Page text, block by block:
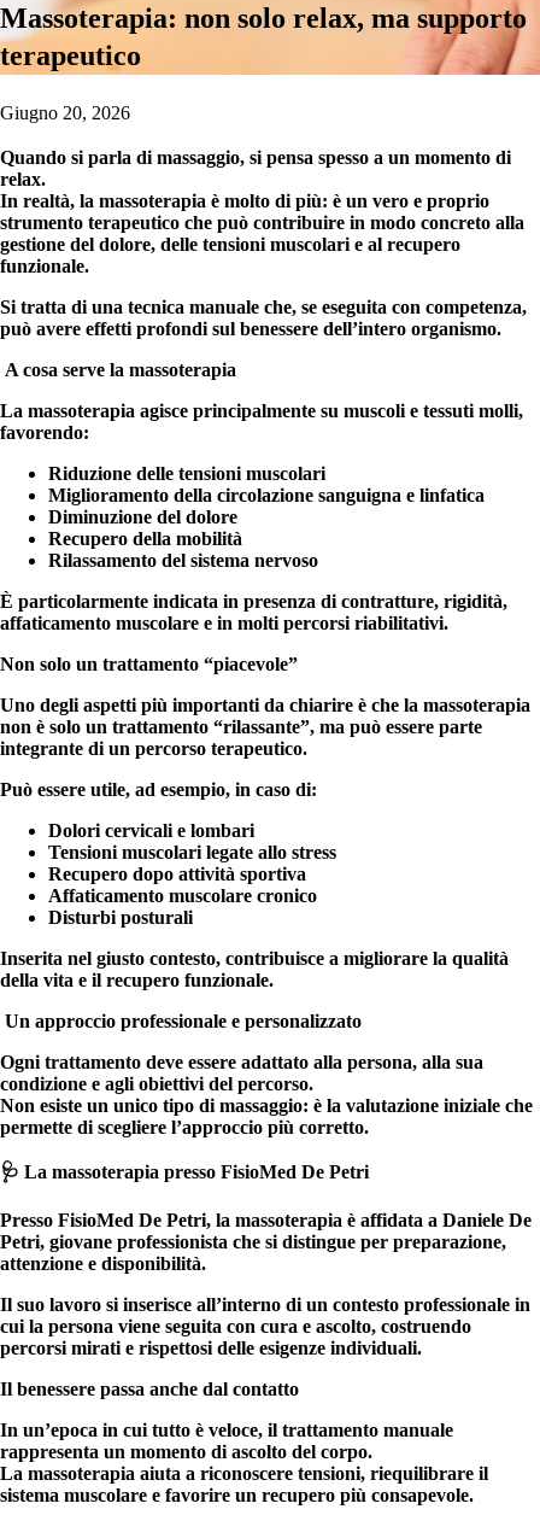
Massoterapia: non solo relax, ma supporto
terapeutico
Giugno 20, 2026
Quando si parla di massaggio, si pensa spesso a un momento di
relax.
In realtà, la massoterapia è molto di più: è un vero e proprio
strumento terapeutico che può contribuire in modo concreto alla
gestione del dolore, delle tensioni muscolari e al recupero
funzionale.
Si tratta di una tecnica manuale che, se eseguita con competenza,
può avere effetti profondi sul benessere dell’intero organismo.
A cosa serve la massoterapia
La massoterapia agisce principalmente su muscoli e tessuti molli,
favorendo:
Riduzione delle tensioni muscolari
Miglioramento della circolazione sanguigna e linfatica
Diminuzione del dolore
Recupero della mobilità
Rilassamento del sistema nervoso
È particolarmente indicata in presenza di contratture, rigidità,
affaticamento muscolare e in molti percorsi riabilitativi.
Non solo un trattamento “piacevole”
Uno degli aspetti più importanti da chiarire è che la massoterapia
non è solo un trattamento “rilassante”, ma può essere parte
integrante di un percorso terapeutico.
Può essere utile, ad esempio, in caso di:
Dolori cervicali e lombari
Tensioni muscolari legate allo stress
Recupero dopo attività sportiva
Affaticamento muscolare cronico
Disturbi posturali
Inserita nel giusto contesto, contribuisce a migliorare la qualità
della vita e il recupero funzionale.
Un approccio professionale e personalizzato
Ogni trattamento deve essere adattato alla persona, alla sua
condizione e agli obiettivi del percorso.
Non esiste un unico tipo di massaggio: è la valutazione iniziale che
permette di scegliere l’approccio più corretto.
🩺 La massoterapia presso FisioMed De Petri
Presso FisioMed De Petri, la massoterapia è affidata a Daniele De
Petri, giovane professionista che si distingue per preparazione,
attenzione e disponibilità.
Il suo lavoro si inserisce all’interno di un contesto professionale in
cui la persona viene seguita con cura e ascolto, costruendo
percorsi mirati e rispettosi delle esigenze individuali.
Il benessere passa anche dal contatto
In un’epoca in cui tutto è veloce, il trattamento manuale
rappresenta un momento di ascolto del corpo.
La massoterapia aiuta a riconoscere tensioni, riequilibrare il
sistema muscolare e favorire un recupero più consapevole.